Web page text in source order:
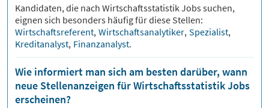
Kandidaten, die nach WirtschaftsstatistikJobs suchen,
eignen sich besonders häufig für diese Stellen:
Wirtschaftsreferent, Wirtschaftsanalytiker, Spezialist,
Kreditanalyst, Finanzanalyst.
Wie informiert man sich am besten darüber, wann
neue Stellenanzeigen für Wirtschaftsstatistik Jobs
erscheinen?